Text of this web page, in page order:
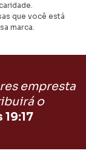
que você está
marca.
empresta
o